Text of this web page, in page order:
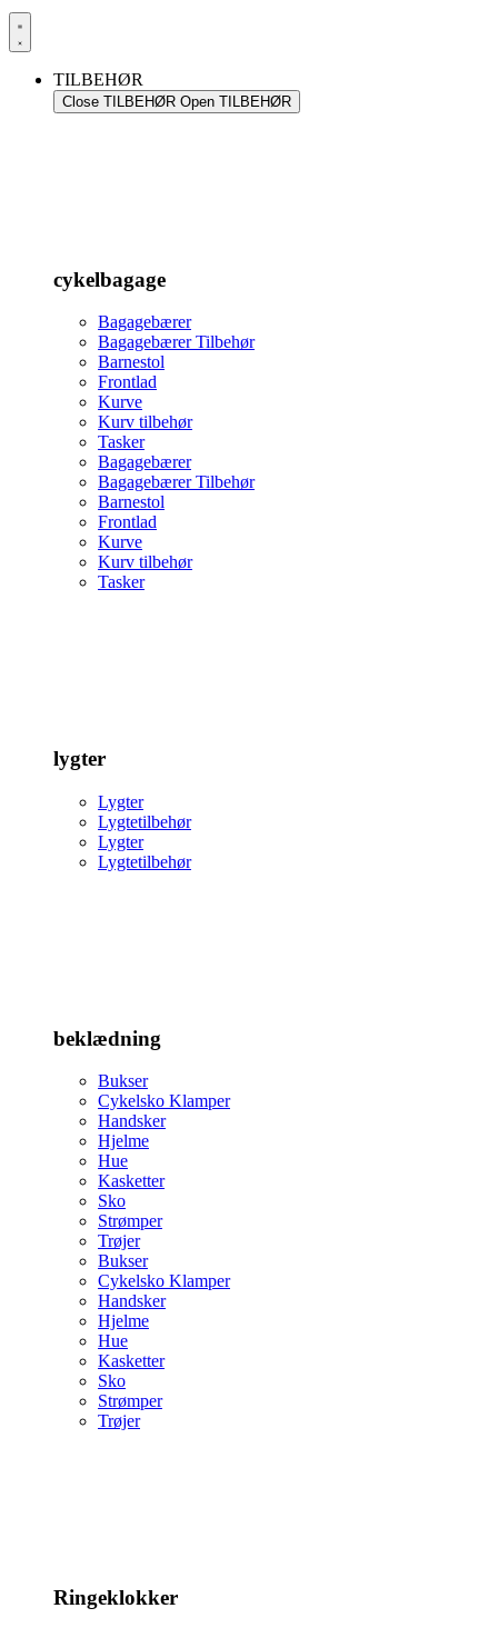
TILBEHØR
Close TILBEHØR Open TILBEHØR
cykelbagage
Bagagebærer
Bagagebærer Tilbehør
Barnestol
Frontlad
Kurve
Kurv tilbehør
Tasker
Bagagebærer
Bagagebærer Tilbehør
Barnestol
Frontlad
Kurve
Kurv tilbehør
Tasker
lygter
Lygter
Lygtetilbehør
Lygter
Lygtetilbehør
beklædning
Bukser
Cykelsko Klamper
Handsker
Hjelme
Hue
Kasketter
Sko
Strømper
Trøjer
Bukser
Cykelsko Klamper
Handsker
Hjelme
Hue
Kasketter
Sko
Strømper
Trøjer
Ringeklokker